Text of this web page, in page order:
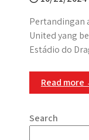
Pertandingan
United yang
Estádio do
Read more
Search